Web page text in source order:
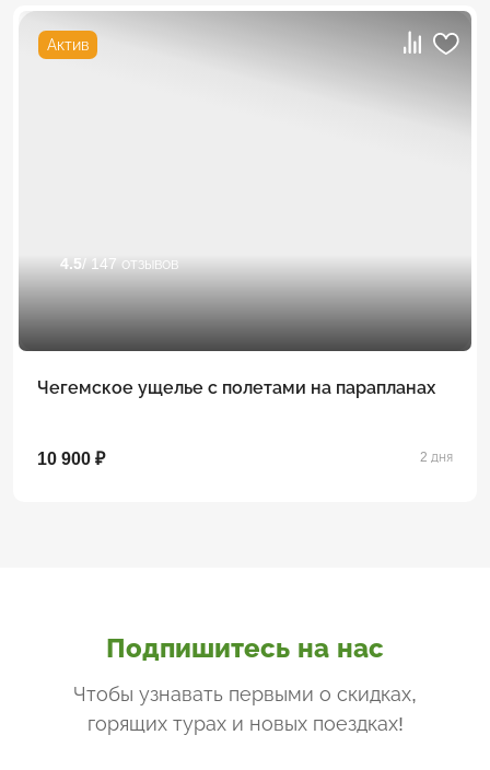
Актив
4.5/ 147 отзывов
Чегемское ущелье с полетами на парапланах
10 900 ₽ 2 дня
Подпишитесь на нас
Чтобы узнавать первыми о скидках,
горящих турах и новых поездках!